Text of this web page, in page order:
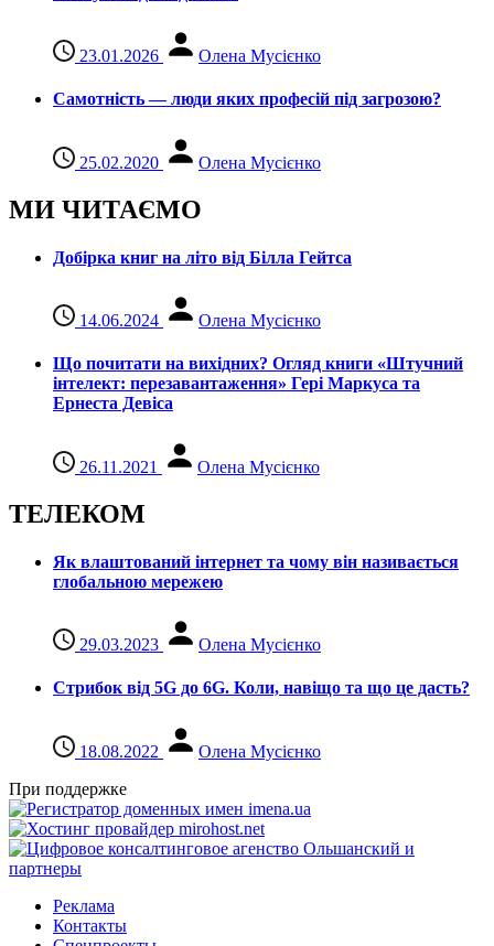
23.01.2026 Олена Мусієнко
Самотність — люди яких професій під загрозою?
25.02.2020 Олена Мусієнко
МИ ЧИТАЄМО
Добірка книг на літо від Білла Гейтса
14.06.2024 Олена Мусієнко
Що почитати на вихідних? Огляд книги «Штучний
інтелект: перезавантаження» Гері Маркуса та
Ернеста Девіса
26.11.2021 Олена Мусієнко
ТЕЛЕКОМ
Як влаштований інтернет та чому він називається
глобальною мережею
29.03.2023 Олена Мусієнко
Стрибок від 5G до 6G. Коли, навіщо та що це даcть?
18.08.2022
Олена Мусієнко
При поддержке
Реклама
Контакты